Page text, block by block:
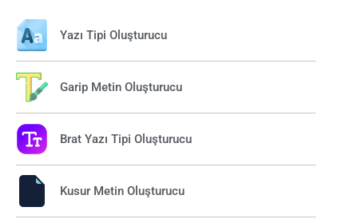
Yazı Tipi Oluşturucu
Garip Metin Oluşturucu
Brat Yazı Tipi Oluşturucu
Kusur Metin Oluşturucu